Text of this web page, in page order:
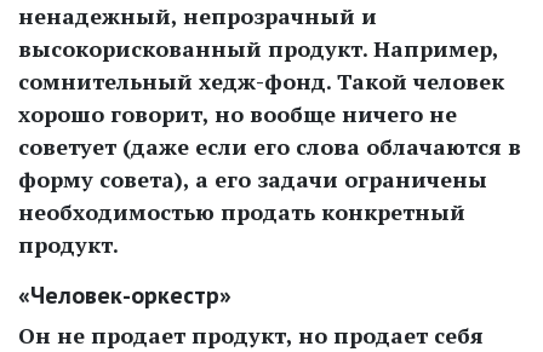
ненадежный, непрозрачный и
высокорискованный продукт. Например,
сомнительный хедж-фонд. Такой человек
хорошо говорит, но вообще ничего не
советует (даже если его слова облачаются в
форму совета), а его задачи ограничены
необходимостью продать конкретный
продукт.
«Человек-оркестр»
Он не продает продукт, но продает себя